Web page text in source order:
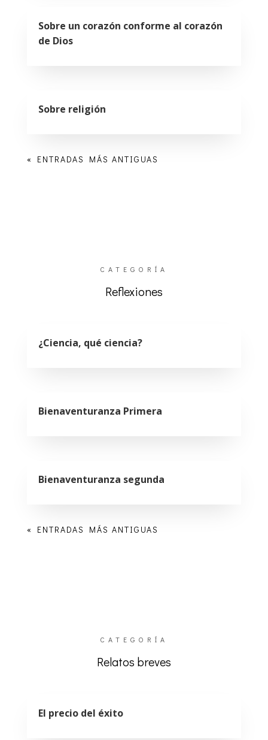
Sobre un corazón conforme al corazón
de Dios
Sobre religión
« ENTRADAS MÁS ANTIGUAS
CATEGORÍA
Reflexiones
¿Ciencia, qué ciencia?
Bienaventuranza Primera
Bienaventuranza segunda
« ENTRADAS MÁS ANTIGUAS
CATEGORÍA
Relatos breves
El precio del éxito